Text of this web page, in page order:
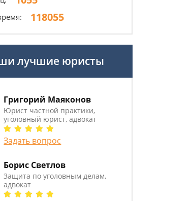
118055
лучшие юристы
Григорий Маяконов
Юрист частной практики,
уголовный юрист, адвокат
Задать вопрос
Борис Светлов
Защита по уголовным делам,
адвокат